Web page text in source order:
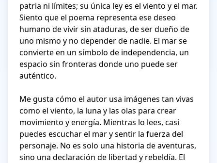
patria ni límites; su única ley es el viento y el mar.
Siento que el poema representa ese deseo
humano de vivir sin ataduras, de ser dueño de
uno mismo y no depender de nadie. El mar se
convierte en un símbolo de independencia, un
espacio sin fronteras donde uno puede ser
auténtico.
Me gusta cómo el autor usa imágenes tan vivas
como el viento, la luna y las olas para crear
movimiento y energía. Mientras lo lees, casi
puedes escuchar el mar y sentir la fuerza del
personaje. No es solo una historia de aventuras,
sino una declaración de libertad y rebeldía. El